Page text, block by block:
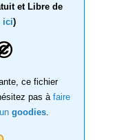
et Libre de
ici)
ce fichier
pas à faire
goodies